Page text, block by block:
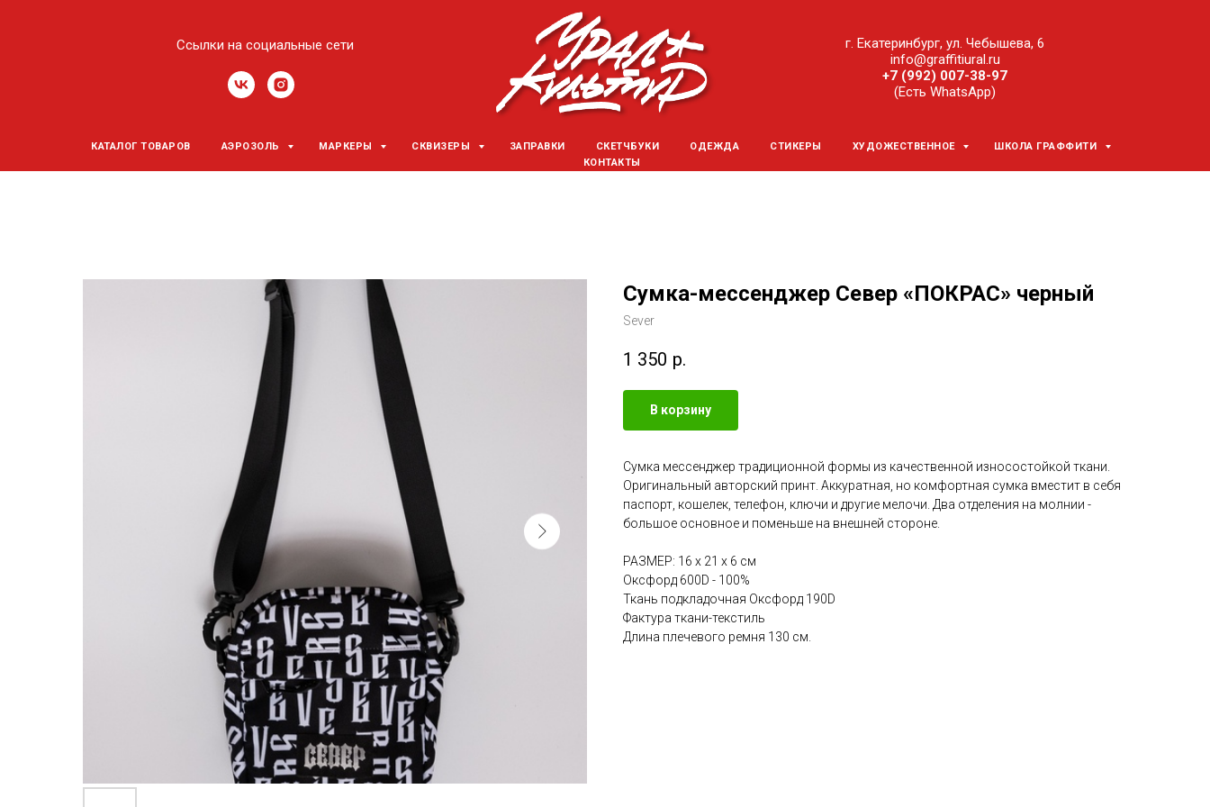
Ссылки на социальные сети
г. Екатеринбург, ул. Чебышева, 6
info@graffitiural.ru
+7 (992) 007-38-97
(Есть WhatsApp)
КАТАЛОГ ТОВАРОВ АЭРОЗОЛЬ МАРКЕРЫ СКВИЗЕРЫ ЗАПРАВКИ СКЕТЧБУКИ ОДЕЖДА СТИКЕРЫ ХУДОЖЕСТВЕННОЕ
ШКОЛА ГРАФФИТИ
КОНТАКТЫ
Сумка-мессенджер Север «ПОКРАС» черный
Sever
1 350 р.
В корзину
Сумка мессенджер традиционной формы из качественной износостойкой ткани.
Оригинальный авторский принт. Аккуратная, но комфортная сумка вместит в себя
паспорт, кошелек, телефон, ключи и другие мелочи. Два отделения на молнии -
большое основное и поменьше на внешней стороне.
РАЗМЕР: 16 х 21 х 6 см
Оксфорд 600D - 100%
Ткань подкладочная Оксфорд 190D
Фактура ткани-текстиль
Длина плечевого ремня 130 см.